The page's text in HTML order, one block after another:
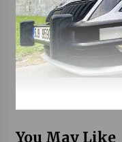
You May Like